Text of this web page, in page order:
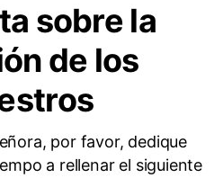
sobre la
de los
por favor, dedique
a rellenar el siguiente